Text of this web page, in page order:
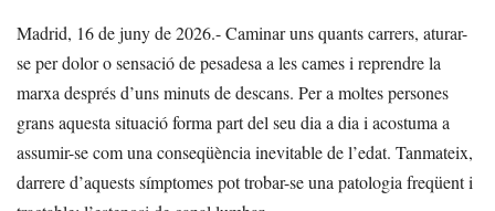
Madrid, 16 de juny de 2026.- Caminar uns quants carrers, aturar-
se per dolor o sensació de pesadesa a les cames i reprendre la
marxa després d’uns minuts de descans. Per a moltes persones
grans aquesta situació forma part del seu dia a dia i acostuma a
assumir-se com una conseqüència inevitable de l’edat. Tanmateix,
darrere d’aquests símptomes pot trobar-se una patologia freqüent i